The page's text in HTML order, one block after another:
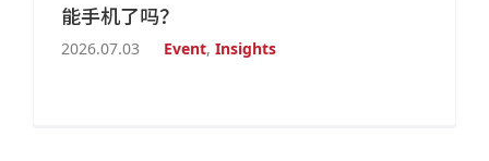
能手机了吗？
2026.07.03 Event, Insights